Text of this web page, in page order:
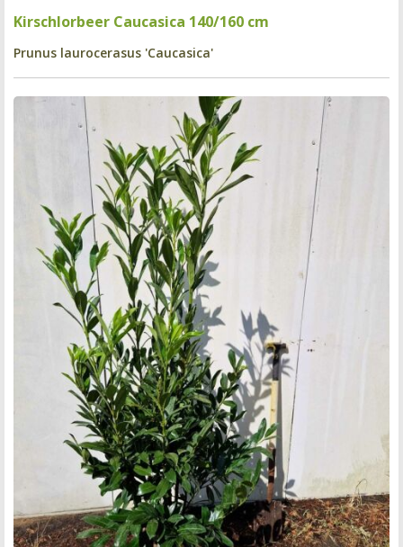
Kirschlorbeer Caucasica 140/160 cm
Prunus laurocerasus 'Caucasica'